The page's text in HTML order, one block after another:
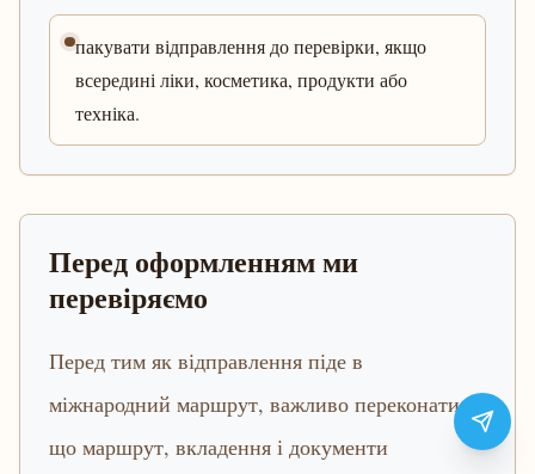
пакувати відправлення до перевірки, якщо
всередині ліки, косметика, продукти або
техніка.
Перед оформленням ми
перевіряємо
Перед тим як відправлення піде в
міжнародний маршрут, важливо переконатися,
що маршрут, вкладення і документи